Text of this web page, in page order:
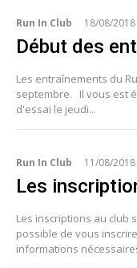
Run In Club 18/08/2018
Début des
Les entraînements du
septembre. Il vous est
d'essai le jeudi...
Run In Club 11/08/2018
Les
Les inscriptions au club
possible de vous
informations